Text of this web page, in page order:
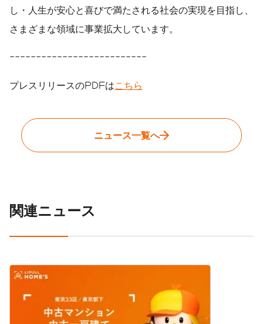
し・人生が安心と喜びで満たされる社会の実現を目指し、
さまざまな領域に事業拡大しています。
--------------------------
プレスリリースのPDFはこちら
ニュース一覧へ
関連ニュース